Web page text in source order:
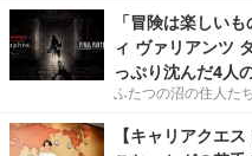
「冒険は楽しい
ィ ヴァリアンツ
っぷり沈んだ4人
ふたつの沼の住人た
【キャリアクエ